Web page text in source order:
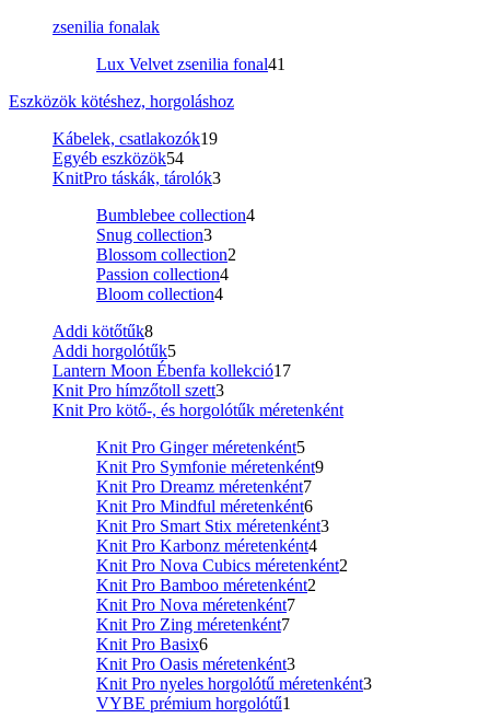
zsenilia fonalak
Lux Velvet zsenilia fonal41
Eszközök kötéshez, horgoláshoz
Kábelek, csatlakozók19
Egyéb eszközök54
KnitPro táskák, tárolók3
Bumblebee collection4
Snug collection3
Blossom collection2
Passion collection4
Bloom collection4
Addi kötőtűk8
Addi horgolótűk5
Lantern Moon Ébenfa kollekció17
Knit Pro hímzőtoll szett3
Knit Pro kötő-, és horgolótűk méretenként
Knit Pro Ginger méretenként5
Knit Pro Symfonie méretenként9
Knit Pro Dreamz méretenként7
Knit Pro Mindful méretenként6
Knit Pro Smart Stix méretenként3
Knit Pro Karbonz méretenként4
Knit Pro Nova Cubics méretenként2
Knit Pro Bamboo méretenként2
Knit Pro Nova méretenként7
Knit Pro Zing méretenként7
Knit Pro Basix6
Knit Pro Oasis méretenként3
Knit Pro nyeles horgolótű méretenként3
VYBE prémium horgolótű1